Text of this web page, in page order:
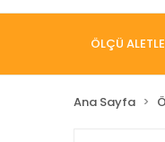
ÖLÇÜ
Ana Sayfa